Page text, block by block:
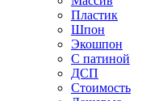
Пластик
Шпон
Экошпон
С патиной
ДСП
Стоимость